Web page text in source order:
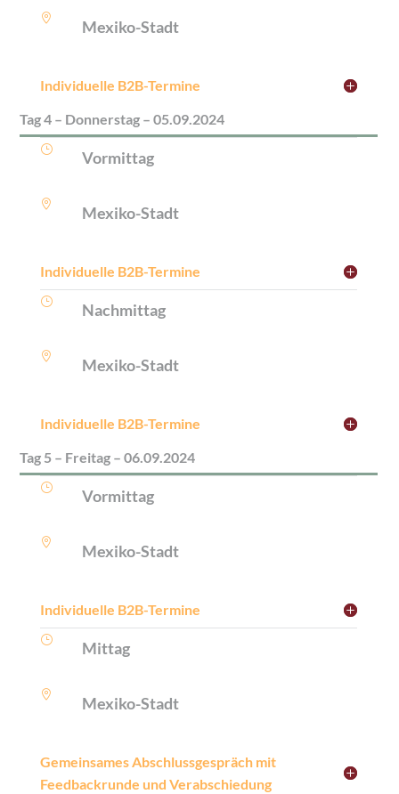
 Mexiko-Stadt
Individuelle B2B-Termine
Tag 4 – Donnerstag – 05.09.2024
} Vormittag
 Mexiko-Stadt
Individuelle B2B-Termine
} Nachmittag
 Mexiko-Stadt
Individuelle B2B-Termine
Tag 5 – Freitag – 06.09.2024
} Vormittag
 Mexiko-Stadt
Individuelle B2B-Termine
} Mittag
 Mexiko-Stadt
Gemeinsames Abschlussgespräch mit
Feedbackrunde und Verabschiedung